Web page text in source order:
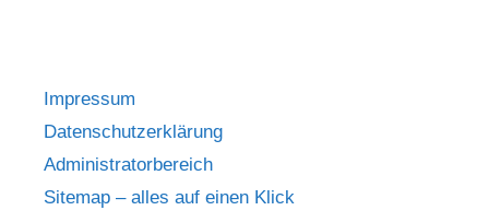
Impressum
Datenschutzerklärung
Administratorbereich
Sitemap – alles auf einen Klick